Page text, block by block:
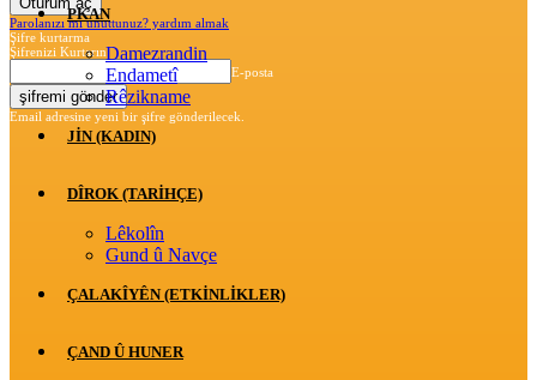
Parolanızı mı unuttunuz? yardım almak
Şifre kurtarma
Şifrenizi Kurtarın
E-posta
Email adresine yeni bir şifre gönderilecek.
PKAN
Damezrandin
Endametî
Rêzikname
JİN (KADIN)
DÎROK (TARİHÇE)
Lêkolîn
Gund û Navçe
ÇALAKÎYÊN (ETKINLIKLER)
ÇAND Û HUNER